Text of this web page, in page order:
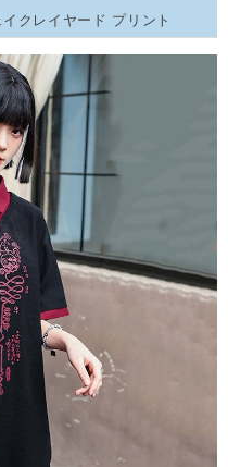
クレイヤード プリント